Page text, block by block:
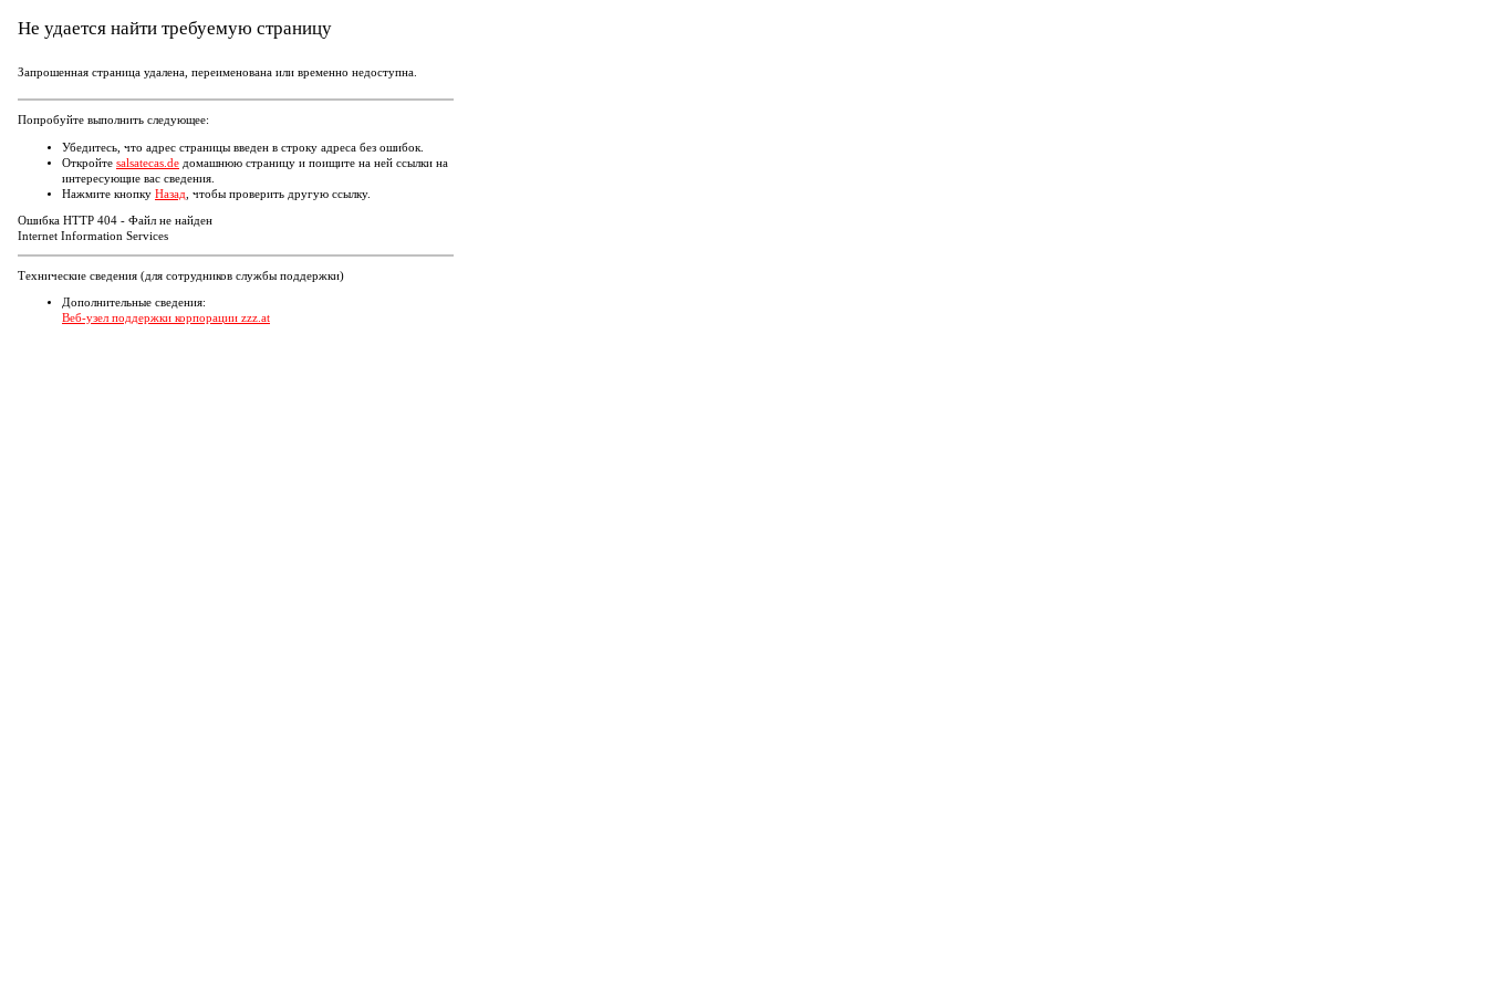
Не удается найти требуемую страницу
Запрошенная страница удалена, переименована или временно недоступна.
Попробуйте выполнить следующее:
Убедитесь, что адрес страницы введен в строку адреса без ошибок.
Откройте salsatecas.de домашнюю страницу и поищите на ней ссылки на
интересующие вас сведения.
Нажмите кнопку Назад , чтобы проверить другую ссылку.
Ошибка HTTP 404 - Файл не найден
Internet Information Services
Технические сведения (для сотрудников службы поддержки)
Дополнительные сведения:
Веб-узел поддержки корпорации zzz.at